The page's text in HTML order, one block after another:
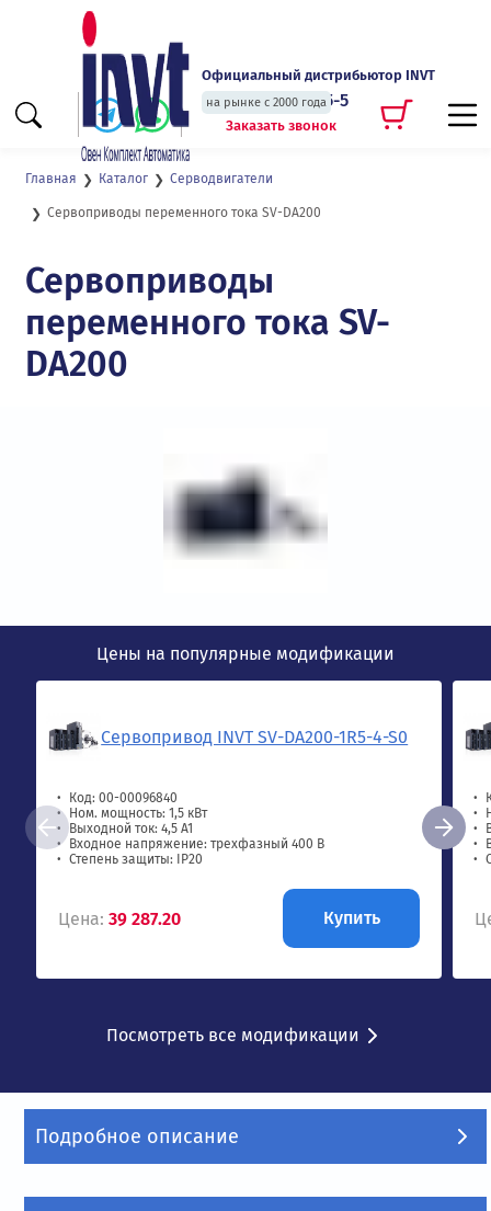
Официальный дистрибьютор INVT
на рынке с 2000 года
+7 (495) 135-135-5
Заказать звонок
Главная Каталог Серводвигатели
Сервоприводы переменного тока SV-DA200
Сервоприводы
переменного тока SV-
DA200
Цены на популярные модификации
Сервопривод INVT SV-DA200-1R5-4-S0
Код: 00-00096840
Ном. мощность: 1,5 кВт
Выходной ток: 4,5 А1
Входное напряжение: трехфазный 400 В
Степень защиты: IP20
Цена: 39 287.20 Купить
Посмотреть все модификации
Подробное описание